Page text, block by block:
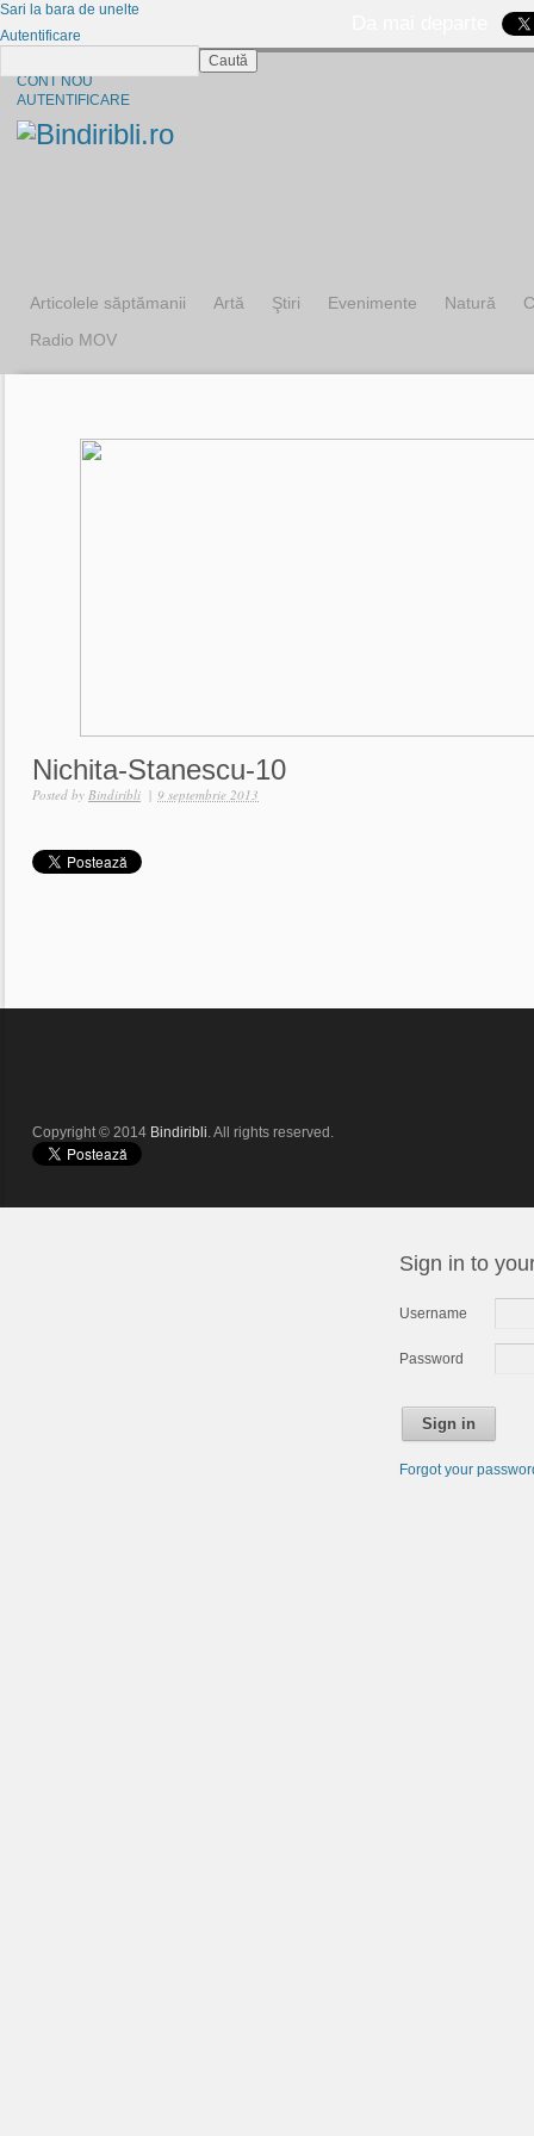
CONT NOU
AUTENTIFICARE
Articolele săptămanii Artă Ştiri Evenimente Natură
Radio MOV
Nichita-Stanescu-10
Posted by Bindiribli | 9 septembrie 2013
Copyright © 2014 Bindiribli. All rights reserved.
Sign in to
Username
Password
Sign in
Forgot your
Sari la bara de unelte
Autentificare
Caută